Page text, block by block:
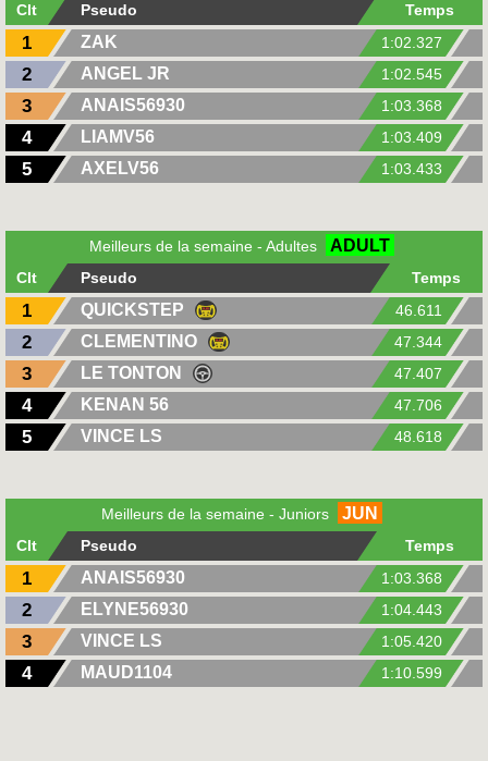
Clt Pseudo Temps
1 ZAK 1:02.327
2 ANGEL JR 1:02.545
3 ANAIS56930 1:03.368
4 LIAMV56 1:03.409
5 AXELV56 1:03.433
Meilleurs de la semaine - Adultes ADULT
Clt Pseudo Temps
1 QUICKSTEP 46.611
2 CLEMENTINO 47.344
3 LE TONTON 47.407
4 KENAN 56 47.706
5 VINCE LS 48.618
Meilleurs de la semaine - Juniors JUN
Clt Pseudo Temps
1 ANAIS56930 1:03.368
2 ELYNE56930 1:04.443
3 VINCE LS 1:05.420
4 MAUD1104 1:10.599